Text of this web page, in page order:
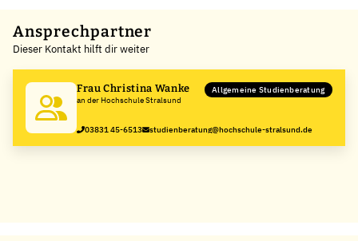
+
−
Ansprechpartner
Dieser Kontakt hilft dir weiter
Frau Christina Wanke
an der Hochschule Stralsund
Allgemeine Studienberatung
03831 45-6513 studienberatung@hochschule-stralsund.de